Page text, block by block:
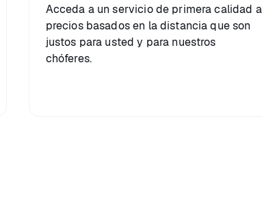
Acceda a un servicio de primera calidad a
precios basados en la distancia que son
justos para usted y para nuestros
chóferes.